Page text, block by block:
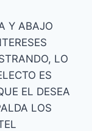
Y ABAJO
LO
ES
EL DESEA
LOS